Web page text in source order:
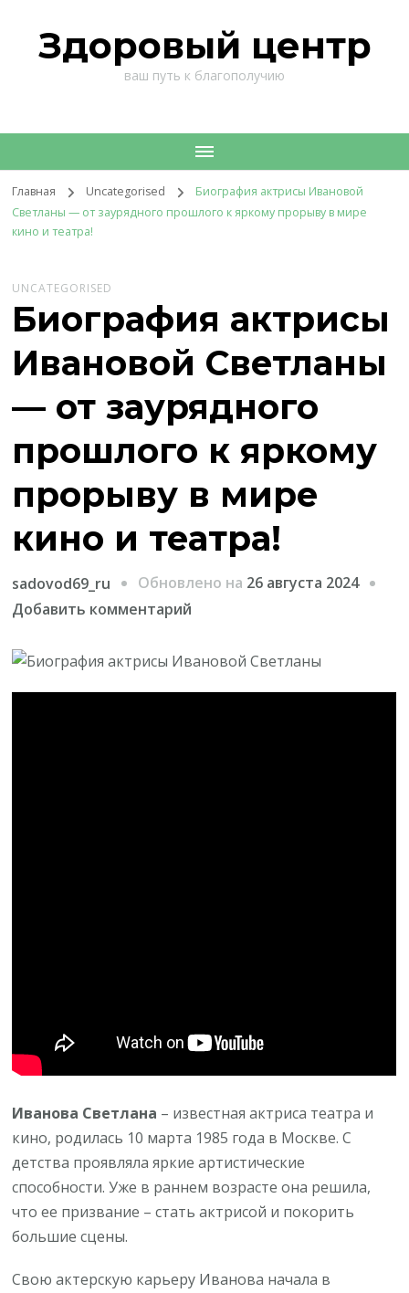
Здоровый центр
ваш путь к благополучию
Главная Uncategorised
Биография актрисы Ивановой
Светланы — от заурядного прошлого к яркому прорыву в мире
кино и театра!
UNCATEGORISED
Биография актрисы
Ивановой Светланы
— от заурядного
прошлого к яркому
прорыву в мире
кино и театра!
sadovod69_ru Обновлено на 26 августа 2024
Добавить комментарий
Биография
Иванова Светлана – известная актриса театра и
кино, родилась 10 марта 1985 года в Москве. С
детства проявляла яркие артистические
способности. Уже в раннем возрасте она решила,
что ее призвание – стать актрисой и покорить
большие сцены.
Свою актерскую карьеру Иванова начала в